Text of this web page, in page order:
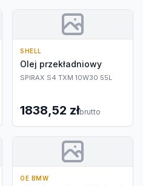
SHELL
Olej przekładniowy
SPIRAX S4 TXM 10W30 55L
1838,52 złbrutto
OE BMW